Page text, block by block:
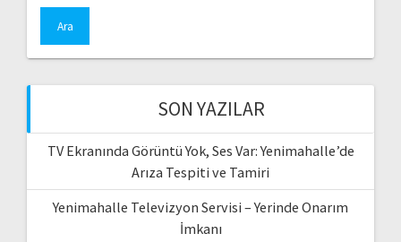
SON YAZILAR
TV Ekranında Görüntü Yok, Ses Var: Yenimahalle’de
Arıza Tespiti ve Tamiri
Yenimahalle Televizyon Servisi – Yerinde Onarım
İmkanı